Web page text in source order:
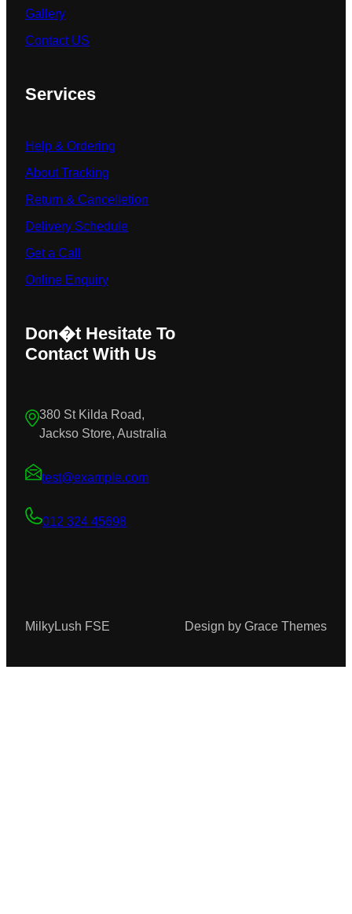
Gallery
Contact US
Services
Help & Ordering
About Tracking
Return & Cancelletion
Delivery Schedule
Get a Call
Online Enquiry
Don�t Hesitate To
Contact With Us
380 St Kilda Road,
Jackso Store, Australia
test@example.com
012 324 45698
MilkyLush FSE Design by Grace Themes